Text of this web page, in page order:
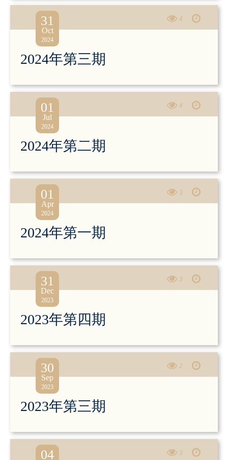
4
2024年第三期
31
Oct
2024
4
2024年第二期
01
Jul
2024
3
2024年第一期
01
Apr
2024
3
2023年第四期
31
Dec
2023
2
2023年第三期
30
Sep
2023
3
04